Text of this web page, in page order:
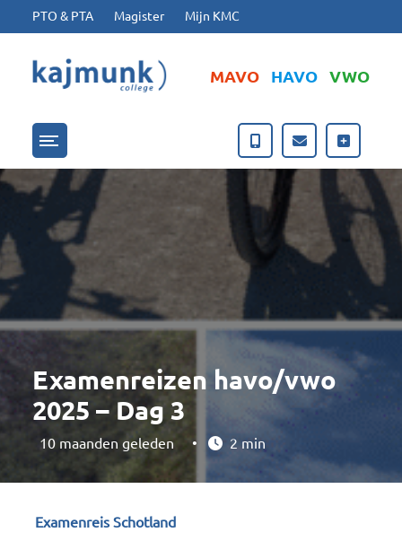
Ga naar hoofdinhoud
Ga naar footer
PTO & PTA Magister Mijn KMC
MAVO HAVO VWO
Menu openen/sluiten
Examenreizen havo/vwo
2025 – Dag 3
10 maanden geleden • 2 min
Examenreis Schotland